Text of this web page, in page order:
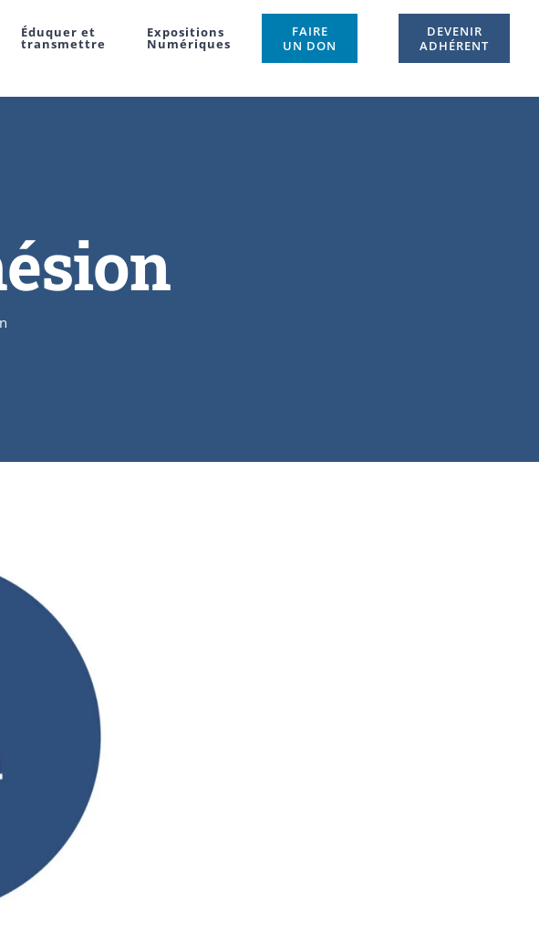
Éduquer et
transmettre
Expositions
Numériques
FAIRE
UN DON
DEVENIR
ADHÉRENT